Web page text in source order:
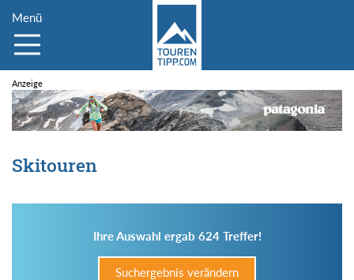
Menü
Skitouren
Ihre Auswahl ergab 624 Treffer!
Suchergebnis verändern